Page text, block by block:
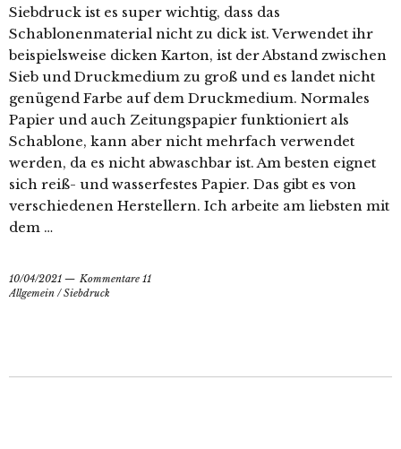
Siebdruck ist es super wichtig, dass das
Schablonenmaterial nicht zu dick ist. Verwendet ihr
beispielsweise dicken Karton, ist der Abstand zwischen
Sieb und Druckmedium zu groß und es landet nicht
genügend Farbe auf dem Druckmedium. Normales
Papier und auch Zeitungspapier funktioniert als
Schablone, kann aber nicht mehrfach verwendet
werden, da es nicht abwaschbar ist. Am besten eignet
sich reiß- und wasserfestes Papier. Das gibt es von
verschiedenen Herstellern. Ich arbeite am liebsten mit
dem …
10/04/2021
Kommentare 11
Allgemein /Siebdruck